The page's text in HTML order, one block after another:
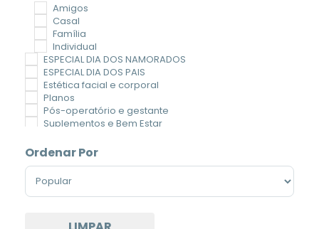
Amigos
Casal
Família
Individual
ESPECIAL DIA DOS NAMORADOS
ESPECIAL DIA DOS PAIS
Estética facial e corporal
Planos
Pós-operatório e gestante
Suplementos e Bem Estar
Todos os serviços
Ordenar Por
Sort Products